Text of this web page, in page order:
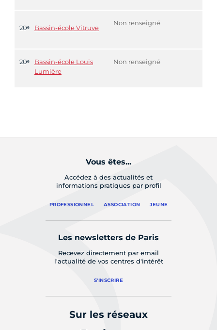
20ᵉ Bassin-école Vitruve
Non renseigné
20ᵉ
Bassin-école Louis
Lumière
Non renseigné
Vous êtes...
Accédez à des actualités et
informations pratiques par profil
PROFESSIONNEL ASSOCIATION JEUNE
Les newsletters de Paris
Recevez directement par email
l'actualité de vos centres d'intérêt
S'INSCRIRE
Sur les réseaux